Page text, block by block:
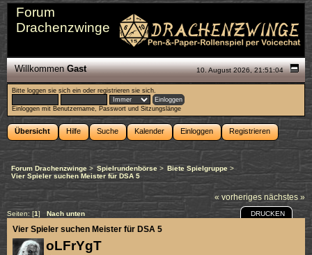
Forum
Drachenzwinge
10. August 2026, 21:51:04
WillkommenGast
Bitte loggen sie sich ein oderregistrieren sie sich.
Einloggen mit Benutzername, Passwort und Sitzungslänge
Übersicht Hilfe Suche Kalender Einloggen Registrieren
Forum Drachenzwinge > Spielrundenbörse> Biete Spielgruppe>
Vier Spieler suchen Meister für DSA 5
« vorheriges nächstes »
Seiten: [1] Nach unten DRUCKEN
oLFrYgT
Vier Spieler suchen Meister für DSA 5